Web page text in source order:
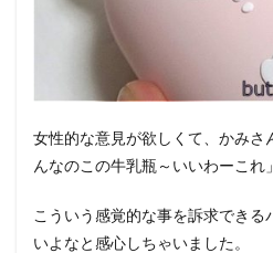
女性的な意見が欲しくて、かみさ
んなのこの牛乳瓶～いいわーこれ
こういう感覚的な事を訴求でき
いよなと感心しちゃいました。